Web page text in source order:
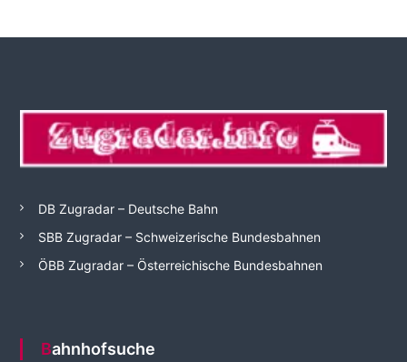
DB Zugradar – Deutsche Bahn
SBB Zugradar – Schweizerische Bundesbahnen
ÖBB Zugradar – Österreichische Bundesbahnen
Bahnhofsuche